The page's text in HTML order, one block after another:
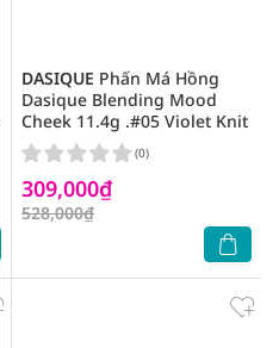
DASIQUE Phấn Má Hồng
Dasique Blending Mood
Cheek 11.4g .#05 Violet Knit
309,000₫
528,000₫
(0)